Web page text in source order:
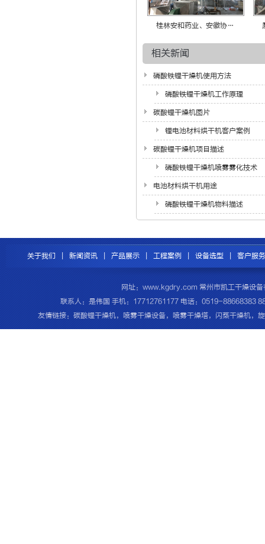
桂林安和药业、安徽协…
相关新闻
磷酸铁锂干燥机使用方法
磷酸铁锂干燥机工作原理
碳酸锂干燥机图片
锂电池材料烘干机客户案例
碳酸锂干燥机项目描述
磷酸铁锂干燥机喷雾雾化技术
电池材料烘干机用途
磷酸铁锂干燥机物料描述
关于我们 新闻资讯 产品展示 工程案例 设备选型 客户服务
网址：www.kgdry.com 常州市凯工干燥设
联系人：是伟国 手机：17712761177 电话：0519-88668383
友情链接：碳酸锂干燥机，喷雾干燥设备，喷雾干燥塔，闪蒸干燥机，